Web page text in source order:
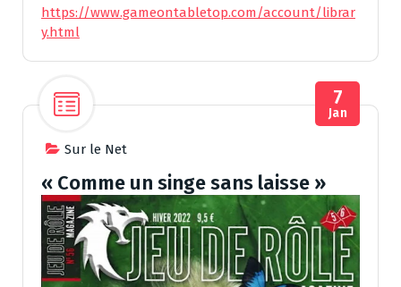
https://www.gameontabletop.com/account/librar
y.html
Sur le Net
7
Jan
« Comme un singe sans laisse »